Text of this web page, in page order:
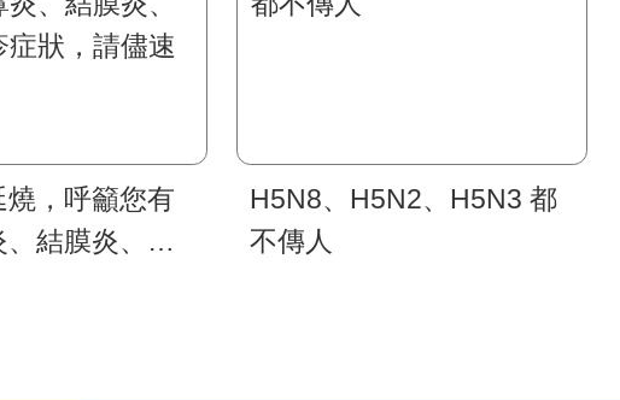
燒，呼籲您有
結膜炎、咳
H5N8、H5N2、H5N3 都
不傳人